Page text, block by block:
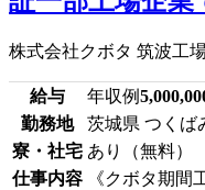
株式会社クボタ 筑波工
給与 年収例
勤務地
茨城県 つくば
寮・社宅 あり（無料）
仕事内容
《クボタ期間